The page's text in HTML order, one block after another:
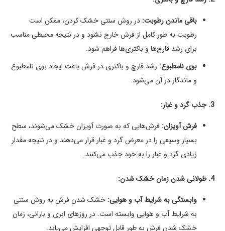
باقی ماندن رطوبت: در روش سنتی خشک کردن، ممکن است
رطوبت به طور کامل از فرش خارج نشود و در نتیجه محیطی مناسب
برای رشد قارچ‌ها و باکتری‌ها فراهم شود.
بوی نامطبوع: رشد قارچ و باکتری در فرش باعث ایجاد بوی نامطبوع
و ماندگار در آن می‌شود.
3. جذب گرد و غبار:
فرش آویزان: فرش‌هایی که به صورت آویزان خشک می‌شوند، سطح
بسیار وسیعی را در معرض گرد و غبار قرار می‌دهند و در نتیجه مقدار
زیادی گرد و غبار را به خود جذب می‌کنند.
4. طولانی شدن زمان خشک شدن:
وابستگی به شرایط آب و هوایی: خشک شدن فرش به روش سنتی
به شرایط آب و هوایی وابسته است. در روزهای ابری و بارانی، زمان
خشک شدن فرش به طور قابل توجهی افزایش می‌یابد.